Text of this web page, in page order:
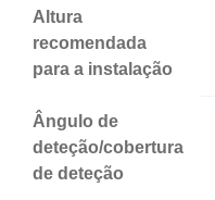
Altura
recomendada
para a instalação
Ângulo de
deteção/cobertura
de deteção